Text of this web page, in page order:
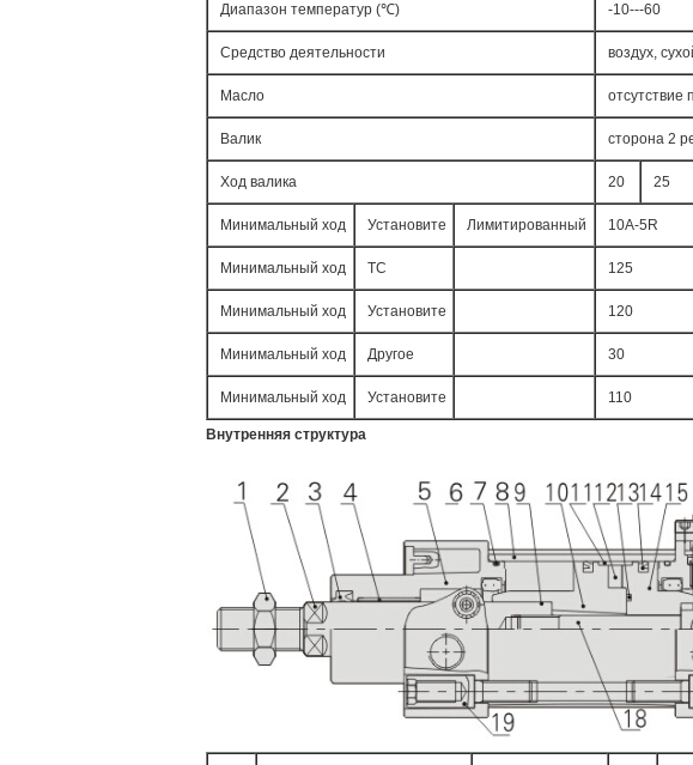
Диапазон температур (℃) -10---60
Средство деятельности воздух,
Масло отсутствие
Валик сторона 2
Ход валика 20 25
Минимальный ход Установите Лимитированный 10A-5R
Минимальный ход TC 125
Минимальный ход Установите 120
Минимальный ход Другое 30
Минимальный ход Установите 110
Внутренняя структура